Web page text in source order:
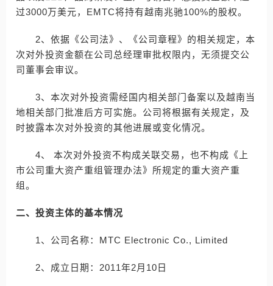
过3000万美元，EMTC将持有越南兆驰100%的股权。
2、依据《公司法》、《公司章程》的相关规定，本
次对外投资金额在公司总经理审批权限内，无须提交公
司董事会审议。
3、本次对外投资需经国内相关部门备案以及越南当
地相关部门批准后方可实施。公司将根据有关规定，及
时披露本次对外投资的其他进展或变化情况。
4、 本次对外投资不构成关联交易，也不构成《上
市公司重大资产重组管理办法》所规定的重大资产重
组。
二、投资主体的基本情况
1、公司名称：MTC Electronic Co., Limited
2、成立日期：2011年2月10日